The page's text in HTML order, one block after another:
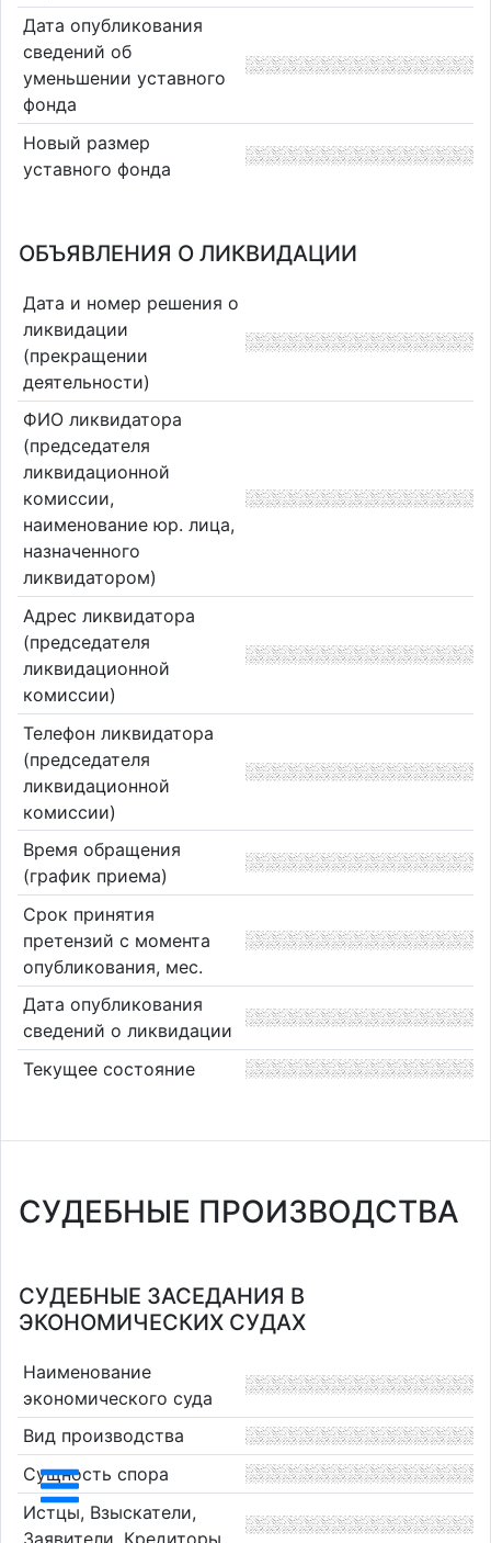
Дата опубликования
сведений об
уменьшении уставного
фонда
Новый размер
уставного фонда
ОБЪЯВЛЕНИЯ О ЛИКВИДАЦИИ
Дата и номер решения о
ликвидации
(прекращении
деятельности)
ФИО ликвидатора
(председателя
ликвидационной
комиссии,
наименование юр. лица,
назначенного
ликвидатором)
Адрес ликвидатора
(председателя
ликвидационной
комиссии)
Телефон ликвидатора
(председателя
ликвидационной
комиссии)
Время обращения
(график приема)
Срок принятия
претензий с момента
опубликования, мес.
Дата опубликования
сведений о ликвидации
Текущее состояние
СУДЕБНЫЕ ПРОИЗВОДСТВА
СУДЕБНЫЕ ЗАСЕДАНИЯ В
ЭКОНОМИЧЕСКИХ СУДАХ
Наименование
экономического суда
Вид производства
Сущность спора
Истцы, Взыскатели,
Заявители, Кредиторы